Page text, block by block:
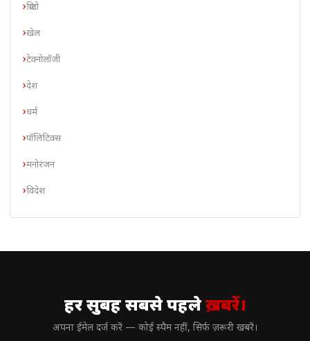
क्रिप्टो
खेल
टेक्नोलॉजी
देश
धर्म
पॉलिटिक्स
मनोरंजन
विदेश
हर सुबह सबसे पहलेख़बरें।
अपना ईमेल दर्ज करें — कोई स्पैम नहीं, सिर्फ ज़रूरी खबरें।